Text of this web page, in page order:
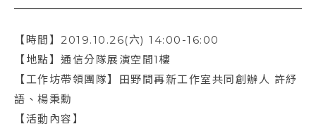
【時間】2019.10.26(六) 14:00-16:00
【地點】通信分隊展演空間1樓
【工作坊帶領團隊】田野間再新工作室共同創辦人 許紓
語、楊秉勳
【活動內容】